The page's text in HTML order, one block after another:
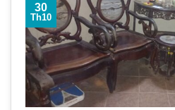
30
Th10